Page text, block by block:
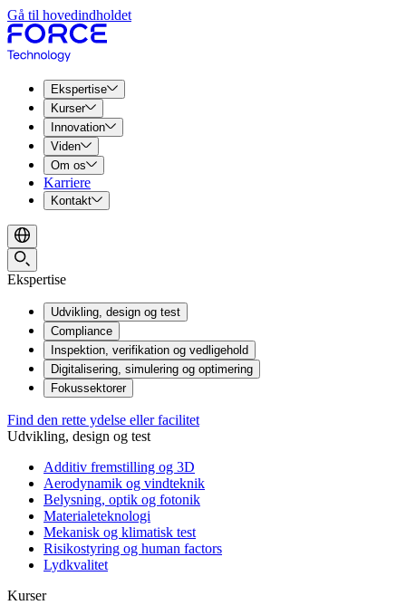
Gå til hovedindholdet
Ekspertise
Kurser
Innovation
Viden
Om os
Karriere
Kontakt
Ekspertise
Udvikling, design og test
Compliance
Inspektion, verifikation og vedligehold
Digitalisering, simulering og optimering
Fokussektorer
Find den rette ydelse eller facilitet
Udvikling, design og test
Additiv fremstilling og 3D
Aerodynamik og vindteknik
Belysning, optik og fotonik
Materialeteknologi
Mekanisk og klimatisk test
Risikostyring og human factors
Lydkvalitet
Kurser